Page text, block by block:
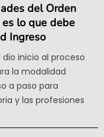
del Orden
lo que debe
Ingreso
dio inicio al proceso
la modalidad
a paso para
y las profesiones